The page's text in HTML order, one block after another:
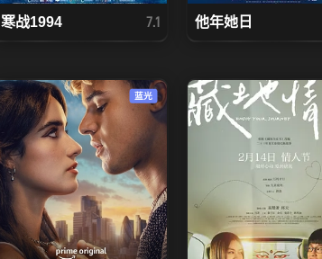
寒战1994 7.1 他年她日
蓝光